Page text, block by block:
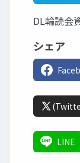
DL輪読会
シェア
LINE